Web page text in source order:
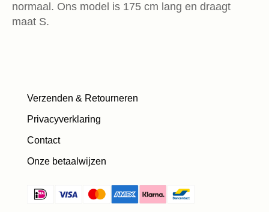
normaal. Ons model is 175 cm lang en draagt
maat S.
Verzenden & Retourneren
Privacyverklaring
Contact
Onze betaalwijzen